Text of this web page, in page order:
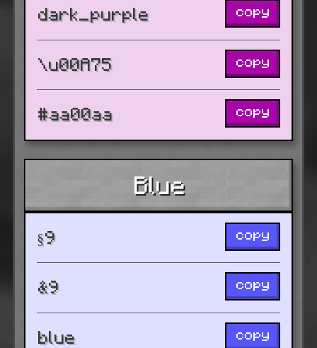
dark_purple copy
\u00A75 copy
#aa00aa copy
Blue
§9 copy
&9 copy
blue copy